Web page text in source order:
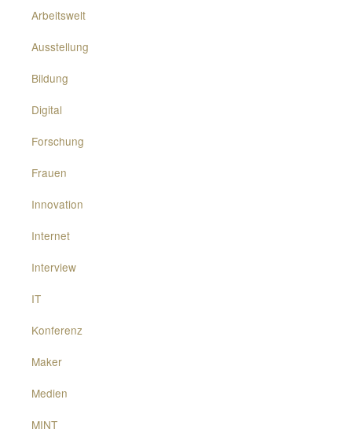
Arbeitswelt
Ausstellung
Bildung
Digital
Forschung
Frauen
Innovation
Internet
Interview
IT
Konferenz
Maker
Medien
MINT